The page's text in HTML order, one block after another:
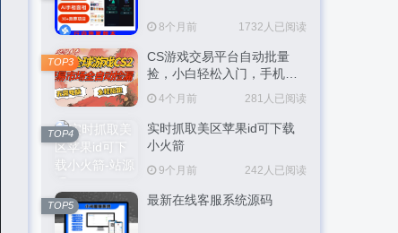
8个月前 1732人已阅读
CS游戏交易平台自动批量
捡，小白轻松入门，手机即
可完成全部操作，日入
300+，轻松副业【揭秘】
4个月前 281人已阅读
TOP3
实时抓取美区苹果id可下载
小火箭
9个月前 242人已阅读
TOP4
最新在线客服系统源码
TOP5